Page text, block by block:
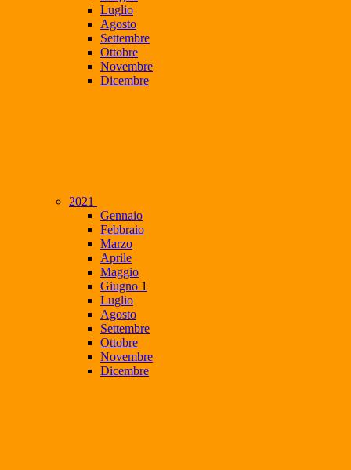
Luglio
Agosto
Settembre
Ottobre
Novembre
Dicembre
2021
Gennaio
Febbraio
Marzo
Aprile
Maggio
Giugno 1
Luglio
Agosto
Settembre
Ottobre
Novembre
Dicembre